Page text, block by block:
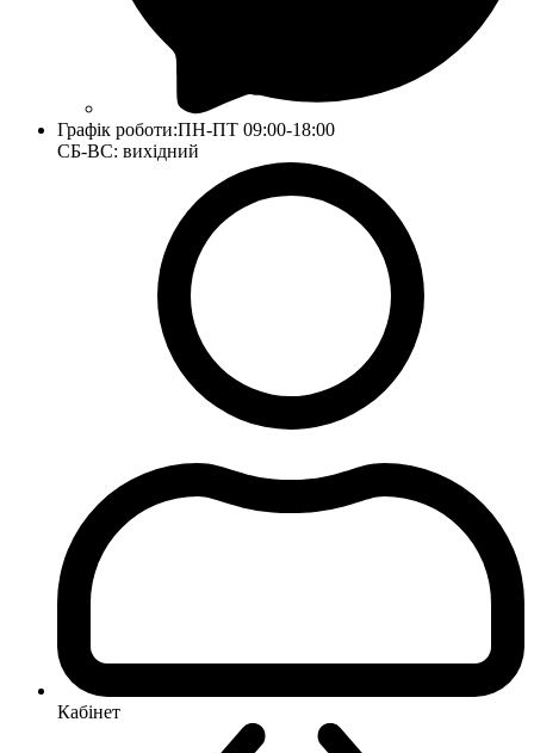
Графік роботи:ПН-ПТ 09:00-18:00
СБ-ВС: вихідний
Кабінет